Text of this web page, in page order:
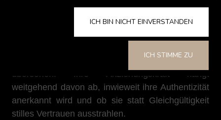
gesellschaftlichen Normen kann sie für Frauen
faszinierend machen, die sich von Rebellion oder
Nonkonformität angezogen fühlen. Dennoch
übersehen. Ihre Anziehungskraft hängt
weitgehend davon ab, inwieweit ihre Authentizität
anerkannt wird und ob sie statt Gleichgültigkeit
stilles Vertrauen ausstrahlen.
ICH BIN NICHT EINVERSTANDEN
ICH STIMME ZU